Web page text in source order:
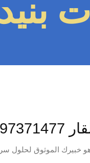
بنيد
السباكة
الموثوق لحلول سريعة